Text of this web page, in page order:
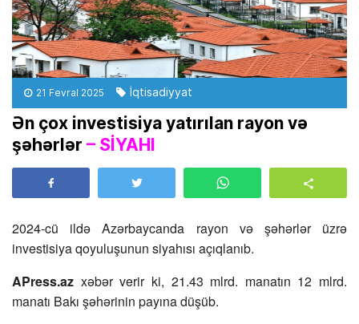
21 Fevral 2025 İqtisadiyyat
Ən çox investisiya yatırılan rayon və
şəhərlər – SİYAHI
2024-cü ildə Azərbaycanda rayon və şəhərlər üzrə
investisiya qoyuluşunun siyahısı açıqlanıb.
APress.az xəbər verir ki, 21.43 mlrd. manatın 12 mlrd.
manatı Bakı şəhərinin payına düşüb.